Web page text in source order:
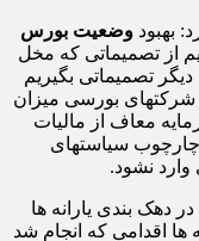
بهبود وضعیت بورس
از تصمیماتی که مخل
تصمیماتی بگیریم
شرکتهای بورسی میزان
معاف از مالیات
چارچوب سیاستهای
نشود.
آیادر بودجه ۱۴۰۴ تغییری در دهک بندی یارانه ها
اقدامی که انجام شد